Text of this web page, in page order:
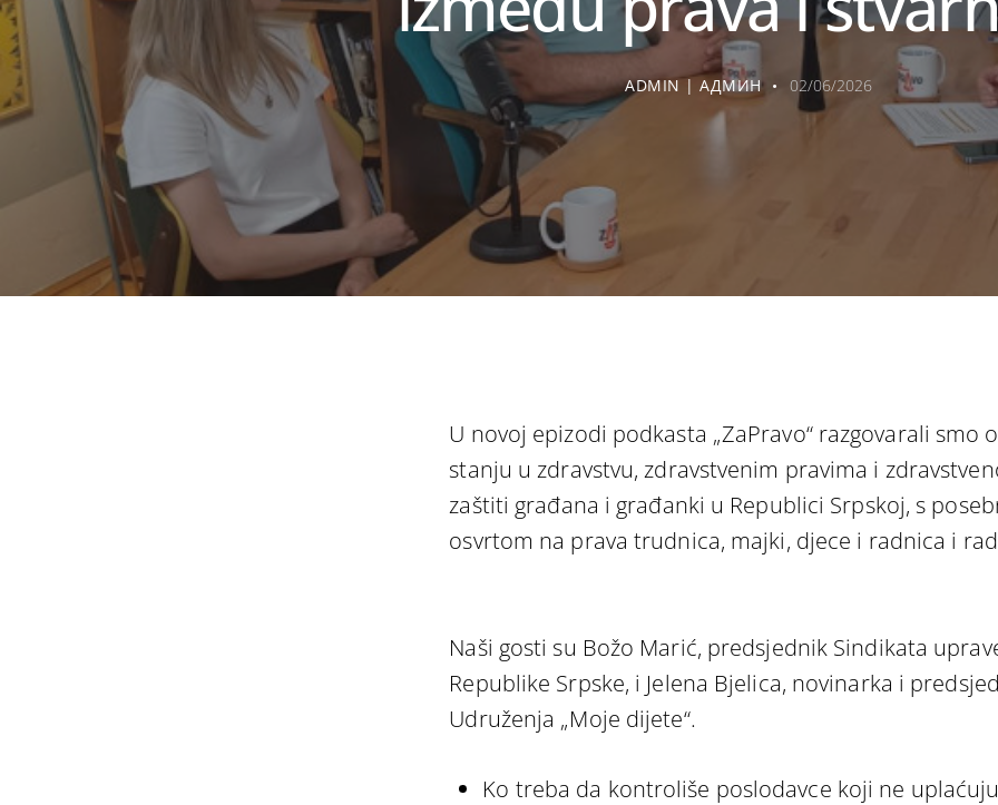
ADMIN | АДМИН 02/06/2026
U novoj epizodi podkasta „ZaPravo“ razgovarali smo o
stanju u zdravstvu, zdravstvenim pravima i
zaštiti građana i građanki u Republici Srpskoj, s
osvrtom na prava trudnica, majki, djece i radnica i
Naši gosti su Božo Marić, predsjednik Sindikata
Republike Srpske, i Jelena Bjelica, novinarka i
Udruženja „Moje dijete“.
Ko treba da kontroliše poslodavce koji ne